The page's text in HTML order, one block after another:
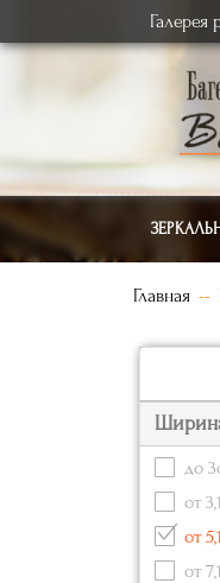
Галерея
Главная
до
от
от
от